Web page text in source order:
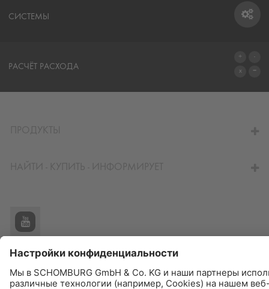
СИСТЕМЫ
РАСЧЁТ РАСХОДА
Информация о защите данных